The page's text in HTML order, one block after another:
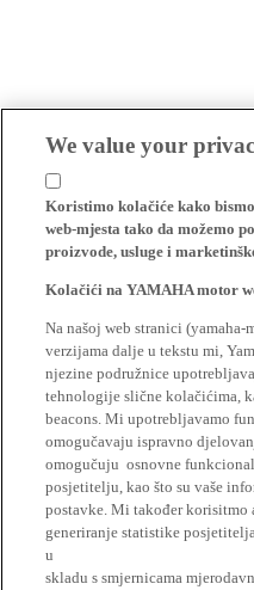
We value your
Koristimo kolačiće kako
web-mjesta tako da možemo
proizvode, usluge i
Kolačići na YAMAHA motor
Na našoj web stranici
verzijama dalje u tekstu mi,
njezine podružnice
tehnologije slične kolačićima,
beacons. Mi upotrebljavamo
omogučavaju ispravno
omogučuju osnovne
posjetitelju, kao što su vaše
postavke. Mi također korisitmo
generiranje statistike
u
skladu s smjernicama